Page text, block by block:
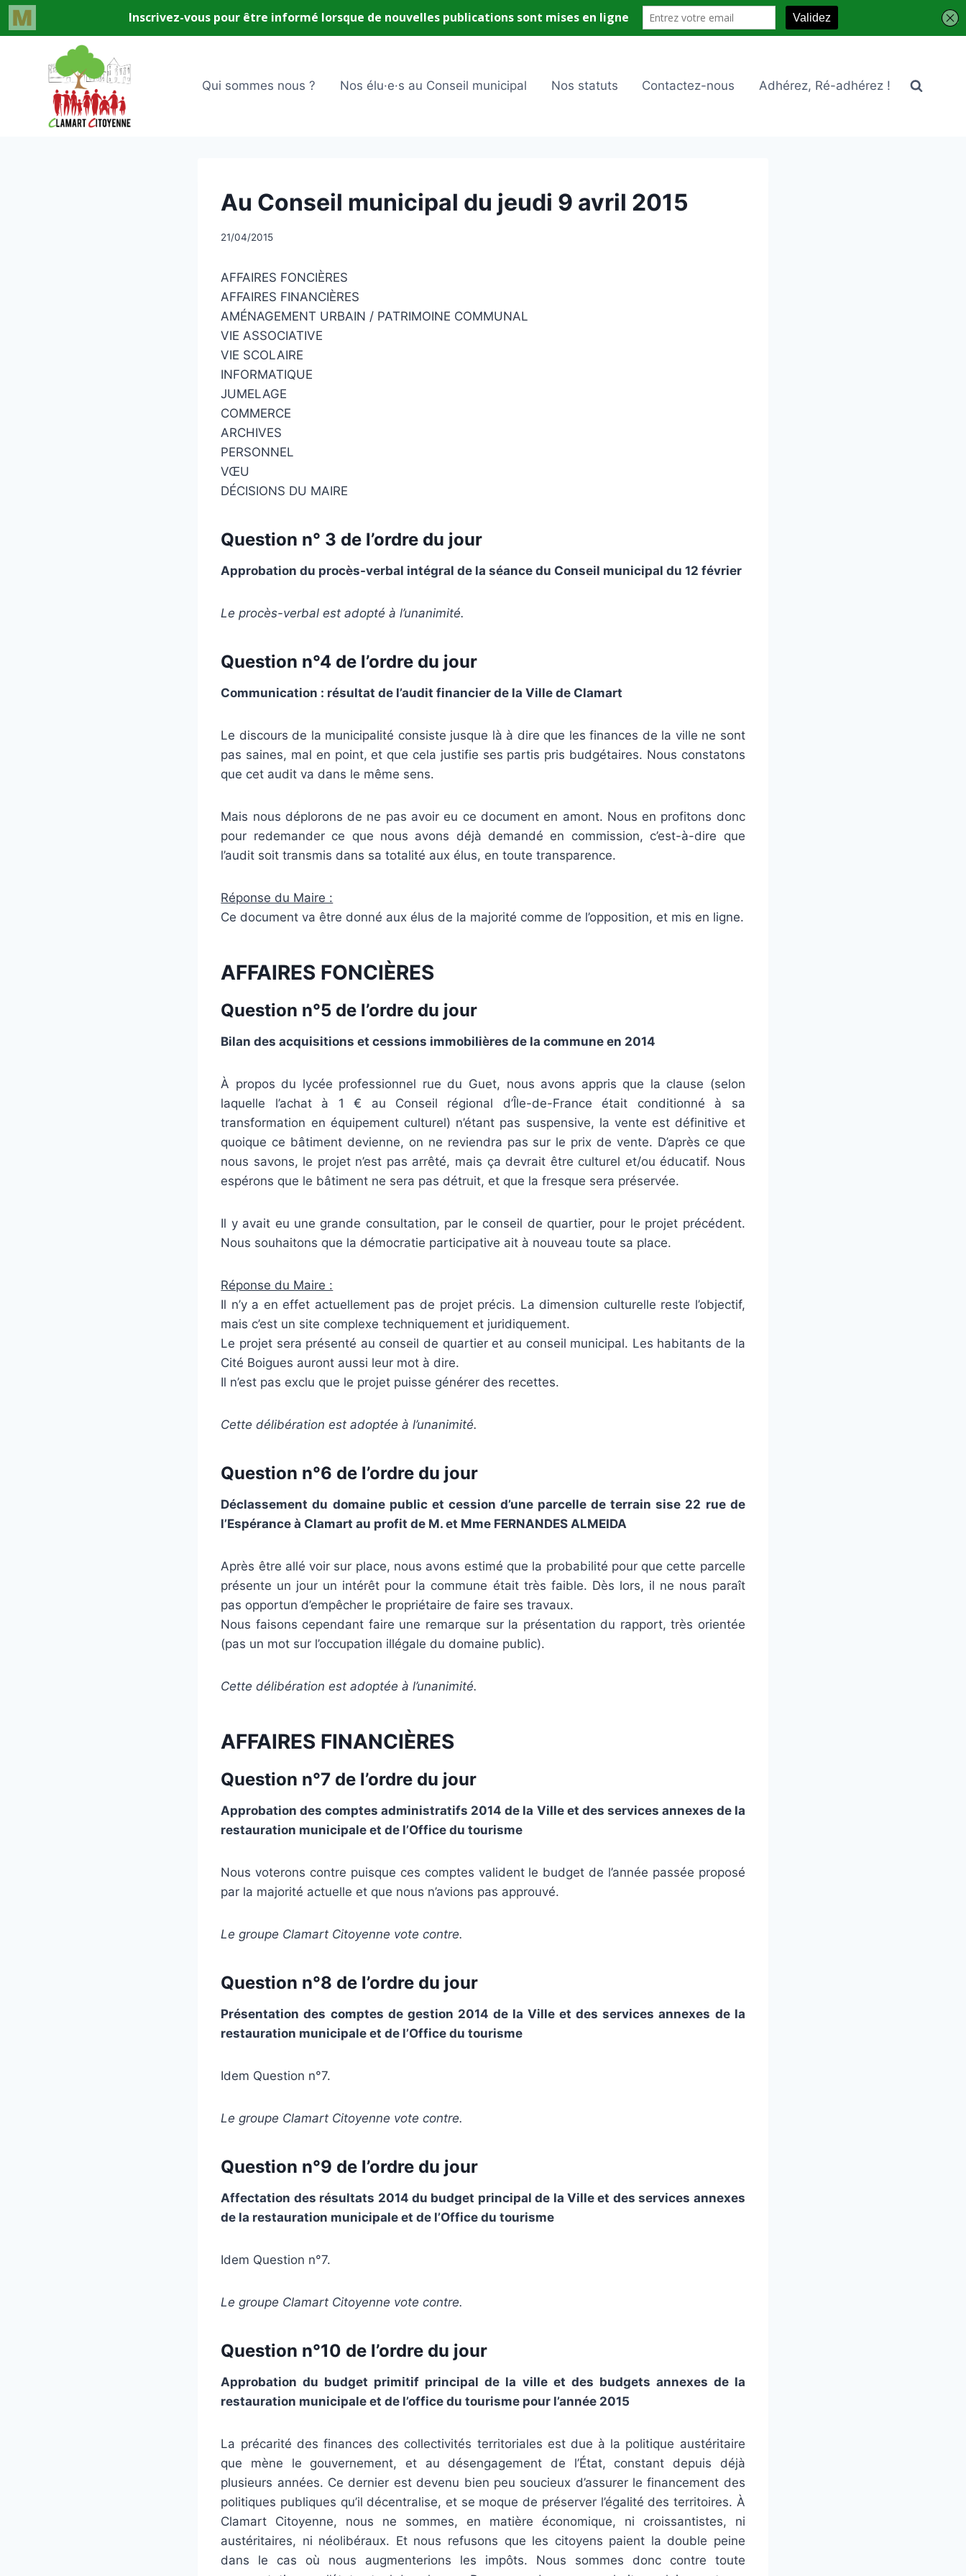
Qui sommes nous ? Nos élu·e·s au Conseil municipal Nos statuts Contactez-nous Adhérez, Ré-adhérez !
UNCATEGORIZED
Au Conseil municipal du jeudi 9 avril 2015
Par
21/04/2015
AFFAIRES FONCIÈRES
AFFAIRES FINANCIÈRES
AMÉNAGEMENT URBAIN / PATRIMOINE COMMUNAL
VIE ASSOCIATIVE
VIE SCOLAIRE
INFORMATIQUE
JUMELAGE
COMMERCE
ARCHIVES
PERSONNEL
VŒU
DÉCISIONS DU MAIRE
Question n° 3 de l’ordre du jour
Approbation du procès-verbal intégral de la séance du Conseil municipal du 12 février
Le procès-verbal est adopté à l’unanimité.
Question n°4 de l’ordre du jour
Communication : résultat de l’audit financier de la Ville de Clamart
Le discours de la municipalité consiste jusque là à dire que les finances de la ville ne sont
pas saines, mal en point, et que cela justifie ses partis pris budgétaires. Nous constatons
que cet audit va dans le même sens.
Mais nous déplorons de ne pas avoir eu ce document en amont. Nous en profitons donc
pour redemander ce que nous avons déjà demandé en commission, c’est-à-dire que
l’audit soit transmis dans sa totalité aux élus, en toute transparence.
Réponse du Maire :
Ce document va être donné aux élus de la majorité comme de l’opposition, et mis en ligne.
AFFAIRES FONCIÈRES
Question n°5 de l’ordre du jour
Bilan des acquisitions et cessions immobilières de la commune en 2014
À propos du lycée professionnel rue du Guet, nous avons appris que la clause (selon
laquelle l’achat à 1 € au Conseil régional d’Île-de-France était conditionné à sa
transformation en équipement culturel) n’étant pas suspensive, la vente est définitive et
quoique ce bâtiment devienne, on ne reviendra pas sur le prix de vente. D’après ce que
nous savons, le projet n’est pas arrêté, mais ça devrait être culturel et/ou éducatif. Nous
espérons que le bâtiment ne sera pas détruit, et que la fresque sera préservée.
Il y avait eu une grande consultation, par le conseil de quartier, pour le projet précédent.
Nous souhaitons que la démocratie participative ait à nouveau toute sa place.
Réponse du Maire :
Il n’y a en effet actuellement pas de projet précis. La dimension culturelle reste l’objectif,
mais c’est un site complexe techniquement et juridiquement.
Le projet sera présenté au conseil de quartier et au conseil municipal. Les habitants de la
Cité Boigues auront aussi leur mot à dire.
Il n’est pas exclu que le projet puisse générer des recettes.
Cette délibération est adoptée à l’unanimité.
Question n°6 de l’ordre du jour
Déclassement du domaine public et cession d’une parcelle de terrain sise 22 rue de
l’Espérance à Clamart au profit de M. et Mme FERNANDES ALMEIDA
Après être allé voir sur place, nous avons estimé que la probabilité pour que cette parcelle
présente un jour un intérêt pour la commune était très faible. Dès lors, il ne nous paraît
pas opportun d’empêcher le propriétaire de faire ses travaux.
Nous faisons cependant faire une remarque sur la présentation du rapport, très orientée
(pas un mot sur l’occupation illégale du domaine public).
Cette délibération est adoptée à l’unanimité.
AFFAIRES FINANCIÈRES
Question n°7 de l’ordre du jour
Approbation des comptes administratifs 2014 de la Ville et des services annexes de la
restauration municipale et de l’Office du tourisme
Nous voterons contre puisque ces comptes valident le budget de l’année passée proposé
par la majorité actuelle et que nous n’avions pas approuvé.
Le groupe Clamart Citoyenne vote contre.
Question n°8 de l’ordre du jour
Présentation des comptes de gestion 2014 de la Ville et des services annexes de la
restauration municipale et de l’Office du tourisme
Idem Question n°7.
Le groupe Clamart Citoyenne vote contre.
Question n°9 de l’ordre du jour
Affectation des résultats 2014 du budget principal de la Ville et des services annexes
de la restauration municipale et de l’Office du tourisme
Idem Question n°7.
Le groupe Clamart Citoyenne vote contre.
Question n°10 de l’ordre du jour
Approbation du budget primitif principal de la ville et des budgets annexes de la
restauration municipale et de l’office du tourisme pour l’année 2015
La précarité des finances des collectivités territoriales est due à la politique austéritaire
que mène le gouvernement, et au désengagement de l’État, constant depuis déjà
plusieurs années. Ce dernier est devenu bien peu soucieux d’assurer le financement des
politiques publiques qu’il décentralise, et se moque de préserver l’égalité des territoires. À
Clamart Citoyenne, nous ne sommes, en matière économique, ni croissantistes, ni
austéritaires, ni néolibéraux. Et nous refusons que les citoyens paient la double peine
dans le cas où nous augmenterions les impôts. Nous sommes donc contre toute